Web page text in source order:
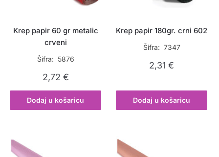
Krep papir 60 gr metalic
crveni
Šifra: 5876
2,72 €
Dodaj u košaricu
Krep papir 180gr. crni 602
Šifra: 7347
2,31€
Dodaj u košaricu